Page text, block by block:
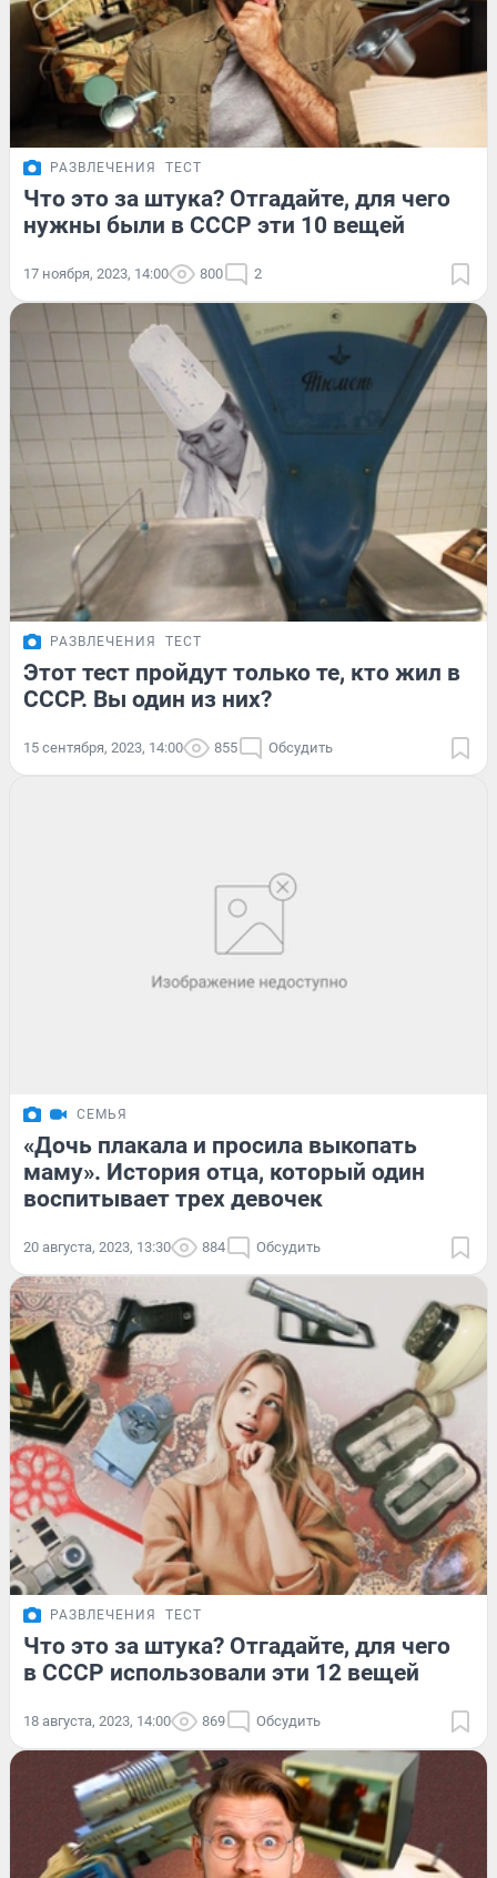
РАЗВЛЕЧЕНИЯ ТЕСТ
Что это за штука? Отгадайте, для чего
нужны были в СССР эти 10 вещей
17 ноября, 2023, 14:00 800 2
РАЗВЛЕЧЕНИЯ ТЕСТ
Этот тест пройдут только те, кто жил в
СССР. Вы один из них?
15 сентября, 2023, 14:00 855 Обсудить
СЕМЬЯ
«Дочь плакала и просила выкопать
маму». История отца, который один
воспитывает трех девочек
20 августа, 2023, 13:30 884 Обсудить
РАЗВЛЕЧЕНИЯ ТЕСТ
Что это за штука? Отгадайте, для чего
в СССР использовали эти 12 вещей
18 августа, 2023, 14:00 869 Обсудить